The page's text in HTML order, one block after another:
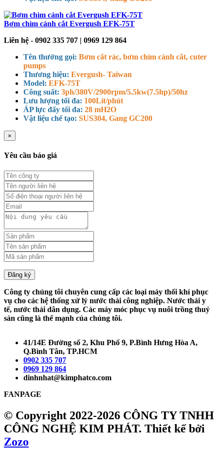
Bơm chìm cánh cắt Evergush EFK-75T
Liên hệ - 0902 335 707 | 0969 129 864
Tên thường gọi: Bơm cắt rác, bơm chìm cánh cắt, cuter
pumps
Thương hiệu: Evergush- Taiwan
Model: EFK-75T
Công suất: 3ph/380V/2900rpm/5.5kw(7.5hp)/50hz
Lưu lượng tối đa: 100Lít/phút
ÁP lực đẩy tối đa: 28 mH2O
Vật liệu chế tạo: SUS304, Gang GC200
×
Yêu cầu báo giá
Đăng ký
Công ty chúng tôi chuyên cung cấp các loại máy thổi khí phục
vụ cho các hệ thống xử lý nước thải công nghiệp. Nước thải y
tế, nước thải dân dụng. Các máy móc phục vụ nuôi trồng thuỷ
sản cũng là thế mạnh của chúng tôi.
41/14E Đường số 2, Khu Phố 9, P.Bình Hưng Hòa A,
Q.Bình Tân, TP.HCM
0902 335 707
0969 129 864
dinhnhat@kimphatco.com
FANPAGE
© Copyright 2022-2026 CÔNG TY TNHH
CÔNG NGHỆ KIM PHÁT. Thiết kế bởi
Zozo